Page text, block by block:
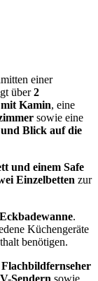
einer
über2
Kamin, eine
sowie eine
Blick auf die
und einem Safe
Einzelbetten zur
Eckbadewanne.
Küchengeräte
benötigen.
Flachbildfernseher
Sendern sowie